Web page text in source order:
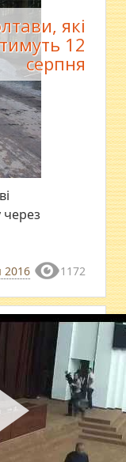
які
12
серпня
2016 1172